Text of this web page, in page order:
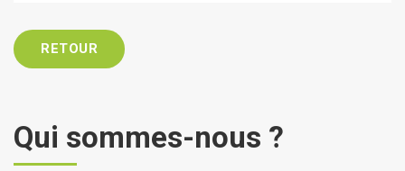
RETOUR
Qui sommes-nous ?